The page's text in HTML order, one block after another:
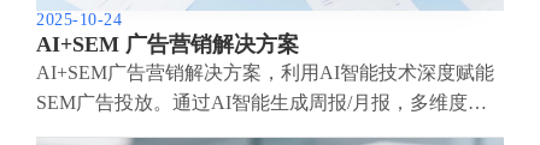
2025-10-24
AI+SEM 广告营销解决方案
AI+SEM广告营销解决方案，利用AI智能技术深度赋能
SEM广告投放。通过AI智能生成周报/月报，多维度呈
现账户数据，全面掌握广告投放成效与趋势。AI精准推